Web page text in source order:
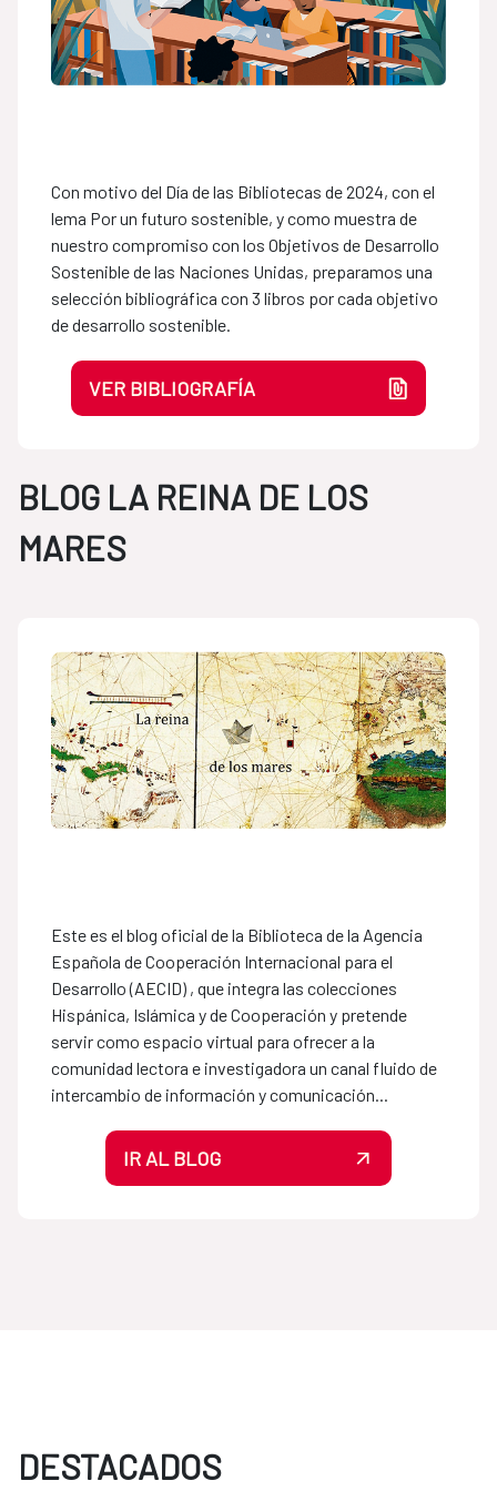
Con motivo del Día de las Bibliotecas de 2024, con el
lema Por un futuro sostenible, y como muestra de
nuestro compromiso con los Objetivos de Desarrollo
Sostenible de las Naciones Unidas, preparamos una
selección bibliográfica con 3 libros por cada objetivo
de desarrollo sostenible.
VER BIBLIOGRAFÍA
BLOG LA REINA DE LOS
MARES
Este es el blog oficial de la Biblioteca de la Agencia
Española de Cooperación Internacional para el
Desarrollo (AECID) , que integra las colecciones
Hispánica, Islámica y de Cooperación y pretende
servir como espacio virtual para ofrecer a la
comunidad lectora e investigadora un canal fluido de
intercambio de información y comunicación...
IR AL BLOG
DESTACADOS